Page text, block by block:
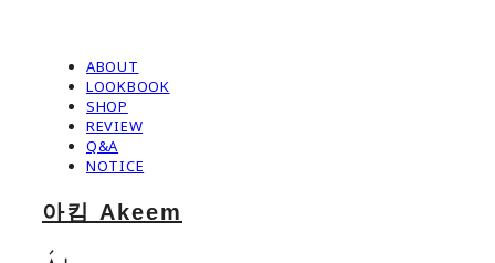
ABOUT
LOOKBOOK
SHOP
REVIEW
Q&A
NOTICE
아킴 Akeem